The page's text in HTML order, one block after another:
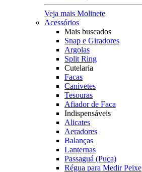
Veja mais Molinete
Acessórios
Mais buscados
Snap e Giradores
Argolas
Split Ring
Cutelaria
Facas
Canivetes
Tesouras
Afiador de Faca
Indispensáveis
Alicates
Aeradores
Balanças
Lanternas
Passaguá (Puça)
Régua para Medir Peixe